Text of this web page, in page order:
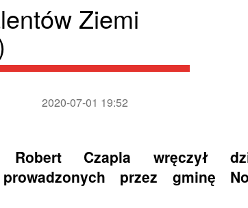
Ziemi
2020-07-01 19:52
Czapla wręczył
przez gminę